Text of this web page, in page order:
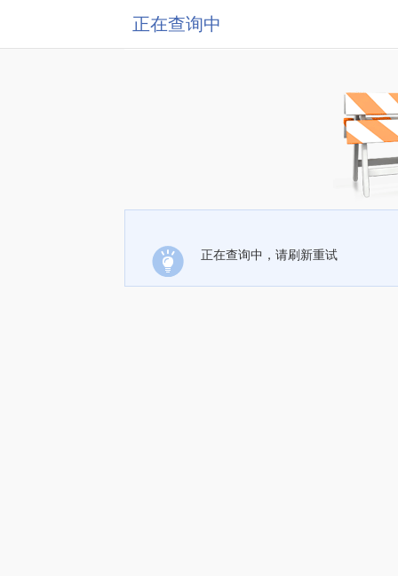
正在查询中
正在查询中，请刷新重试